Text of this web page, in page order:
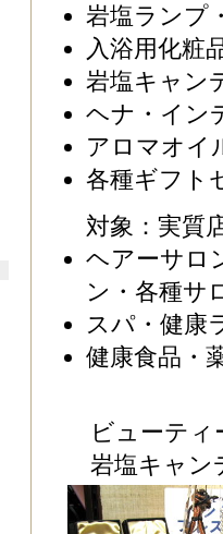
岩塩ランプ
入浴用化粧
岩塩キャン
ヘナ・イン
アロマオ
各種ギフト
対象：実質
ヘアーサロ
ン・各種サ
スパ・健康
健康食品・
ビューティー
岩塩キャンデ